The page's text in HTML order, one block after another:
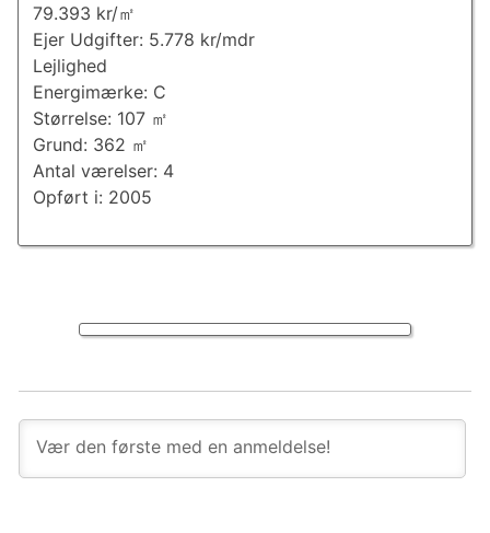
79.393 kr/㎡
Ejer Udgifter: 5.778 kr/mdr
Lejlighed
Energimærke: C
Størrelse: 107 ㎡
Grund: 362 ㎡
Antal værelser: 4
Opført i: 2005